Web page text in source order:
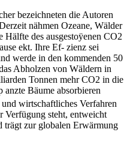
bezeichneten die Autoren
nähmen Ozeane, Wälder
Hälfte des ausgestoÿenen CO2
ekt. Ihre Ef- zienz sei
werde in den kommenden 50
Abholzen von Wäldern in
Tonnen mehr CO2 in die
anzte Bäume absorbieren
wirtschaftliches Verfahren
Verfügung steht, entweicht
trägt zur globalen Erwärmung